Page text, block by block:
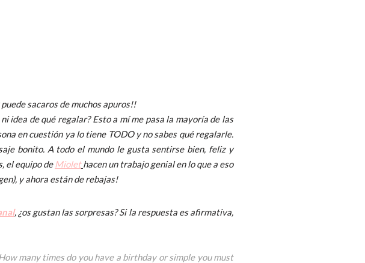
sacaros de muchos apuros!!
idea de qué regalar? Esto a mí me pasa la mayoría de las
en cuestión ya lo tiene TODO y no sabes qué regalarle.
bonito. A todo el mundo le gusta sentirse bien, feliz y
el equipo deMiolet hacen un trabajo genial en lo que a eso
y ahora están de rebajas!
, ¿os gustan las sorpresas? Si la respuesta es afirmativa,
many times do you have a birthday or simple you must